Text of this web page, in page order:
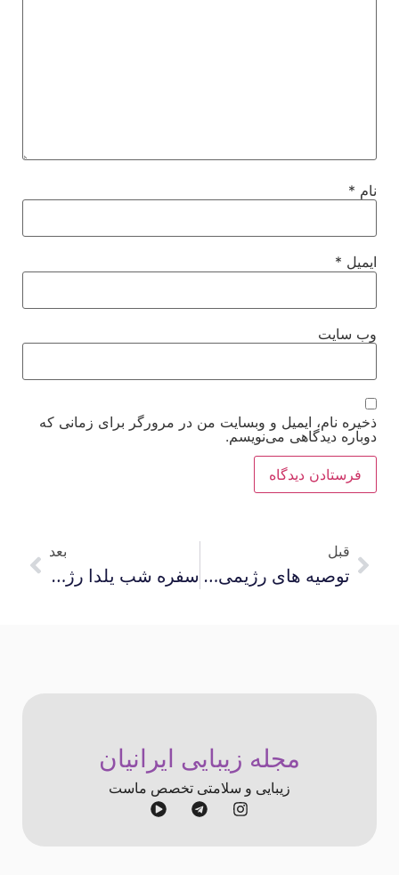
نام *
ایمیل *
وب‌ سایت
ذخیره نام، ایمیل و وبسایت من در مرورگر برای زمانی که
دوباره دیدگاهی می‌نویسم.
قبل
توصیه های رژیمی برای شب یلدا که از چاقی جلوگیری می کند
بعد
سفره شب یلدا رژیمی و به صرفه رو اینجوری بچین
مجله زیبایی ایرانیان
زیبایی و سلامتی تخصص ماست